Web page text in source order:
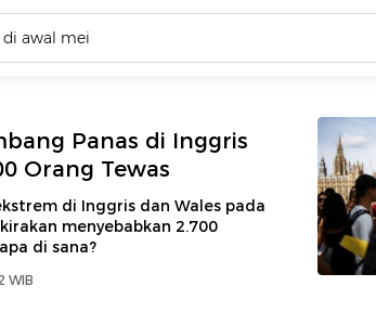
Panas di Inggris
Orang Tewas
di Inggris dan Wales pada
menyebabkan 2.700
di sana?
WIB